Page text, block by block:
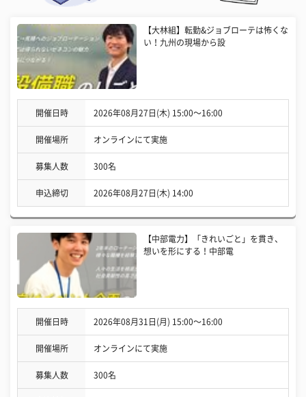
【大林組】転勤&ジョブローテは怖くな
い！九州の現場から設
開催日時 2026年08月27日(木) 15:00〜16:00
開催場所 オンラインにて実施
募集人数 300名
申込締切 2026年08月27日(木) 14:00
【中部電力】「きれいごと」を貫き、
想いを形にする！中部電
開催日時 2026年08月31日(月) 15:00〜16:00
開催場所 オンラインにて実施
募集人数 300名